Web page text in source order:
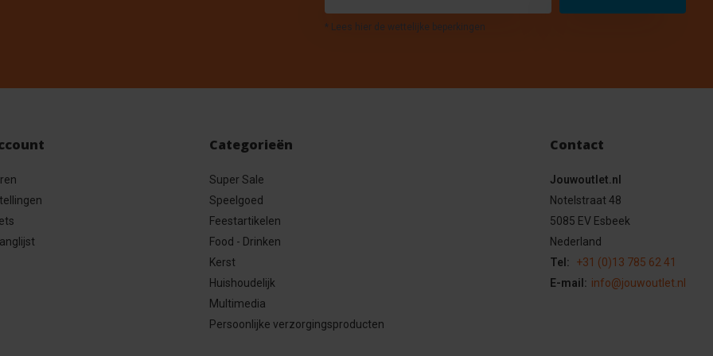
* Lees hier de wettelijke beperkingen
Categorieën
Super Sale
Speelgoed
Feestartikelen
Food - Drinken
Kerst
Huishoudelijk
Multimedia
Persoonlijke verzorgingsproducten
Contact
Jouwoutlet.nl
Notelstraat 48
5085 EV Esbeek
Nederland
Tel:
+31 (0)13 785 62 41
E-mail: info@jouwoutlet.nl